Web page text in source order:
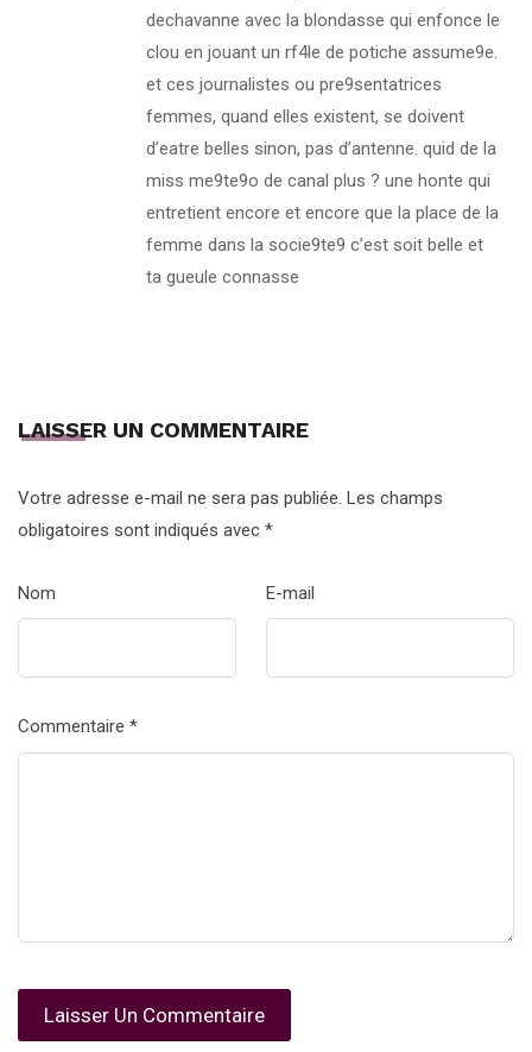
dechavanne avec la blondasse qui enfonce le
clou en jouant un rf4le de potiche assume9e.
et ces journalistes ou pre9sentatrices
femmes, quand elles existent, se doivent
d’eatre belles sinon, pas d’antenne. quid de la
miss me9te9o de canal plus ? une honte qui
entretient encore et encore que la place de la
femme dans la socie9te9 c’est soit belle et
ta gueule connasse
LAISSER UN COMMENTAIRE
Votre adresse e-mail ne sera pas publiée. Les champs
obligatoires sont indiqués avec *
Nom E-mail
Commentaire *